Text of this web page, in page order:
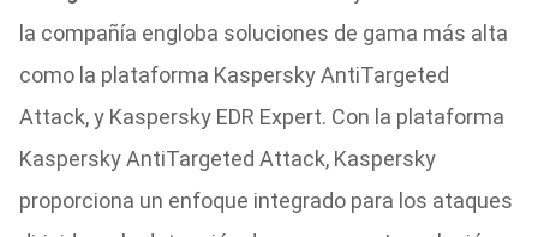
la compañía engloba soluciones de gama más alta
como la plataforma Kaspersky AntiTargeted
Attack, y Kaspersky EDR Expert. Con la plataforma
Kaspersky AntiTargeted Attack, Kaspersky
proporciona un enfoque integrado para los ataques